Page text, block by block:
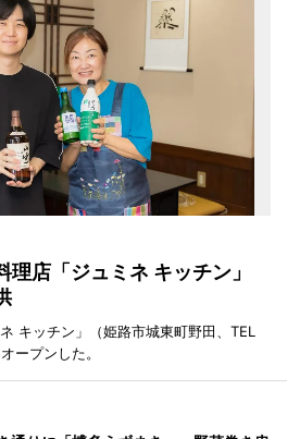
理店「ジュミネ キッチン」
キッチン」（姫路市城東町野田、TEL
ープンした。